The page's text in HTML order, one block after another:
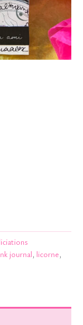
journal, licorne,